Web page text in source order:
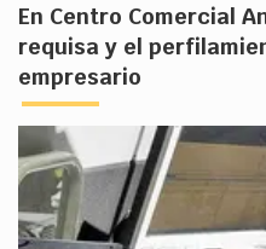
En Centro Comercial
requisa y el
empresario